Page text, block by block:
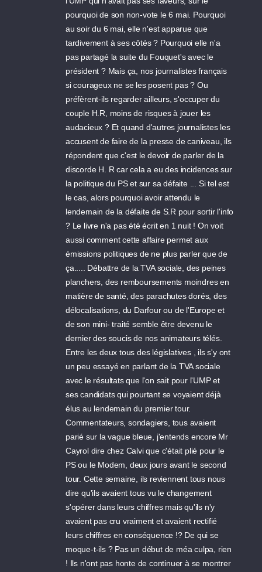
pourquoi de son non-vote le 6 mai. Pourquoi
au soir du 6 mai, elle n'est apparue que
tardivement à ses côtés ? Pourquoi elle n'a
pas partagé la suite du Fouquet's avec le
président ? Mais ça, nos journalistes français
si courageux ne se les posent pas ? Ou
préfèrent-ils regarder ailleurs, s'occuper du
couple H.R, moins de risques à jouer les
audacieux ? Et quand d'autres journalistes les
accusent de faire de la presse de caniveau, ils
répondent que c'est le devoir de parler de la
discorde H. R car cela a eu des incidences sur
la politique du PS et sur sa défaite ... Si tel est
le cas, alors pourquoi avoir attendu le
lendemain de la défaite de S.R pour sortir l'info
? Le livre n'a pas été écrit en 1 nuit ! On voit
aussi comment cette affaire permet aux
émissions politiques de ne plus parler que de
ça..... Débattre de la TVA sociale, des peines
planchers, des remboursements moindres en
matière de santé, des parachutes dorés, des
délocalisations, du Darfour ou de l'Europe et
de son mini- traité semble être devenu le
dernier des soucis de nos animateurs télés.
Entre les deux tous des législatives , ils s'y ont
un peu essayé en parlant de la TVA sociale
avec le résultats que l'on sait pour l'UMP et
ses candidats qui pourtant se voyaient déjà
élus au lendemain du premier tour.
Commentateurs, sondagiers, tous avaient
parié sur la vague bleue, j'entends encore Mr
Cayrol dire chez Calvi que c'était plié pour le
PS ou le Modem, deux jours avant le second
tour. Cette semaine, ils reviennent tous nous
dire qu'ils avaient tous vu le changement
s'opérer dans leurs chiffres mais qu'ils n'y
avaient pas cru vraiment et avaient rectifié
leurs chiffres en conséquence !? De qui se
moque-t-ils ? Pas un début de méa culpa, rien
! Ils n'ont pas honte de continuer à se montrer